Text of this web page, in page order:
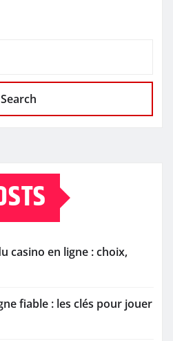
Search
casino en ligne : choix,
fiable : les clés pour jouer